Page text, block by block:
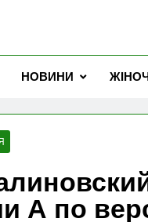
НОВИНИ
А по